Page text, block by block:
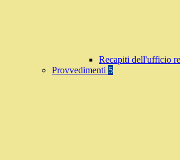
Recapiti dell'ufficio
Provvedimenti 5